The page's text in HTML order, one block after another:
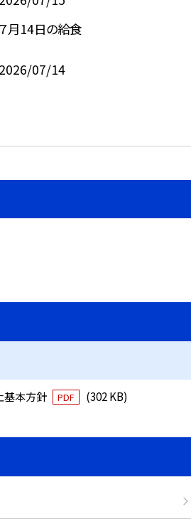
７月14日の給食
2026/07/14
基本方針 PDF (302 KB)